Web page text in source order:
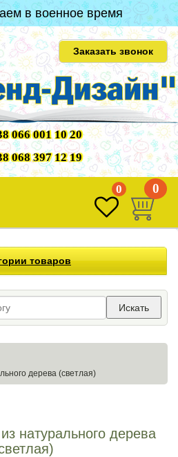
в военное время
Заказать звонок
066 001 10 20
068 397 12 19
0 0
товаров
Искать
дерева (светлая)
натурального дерева